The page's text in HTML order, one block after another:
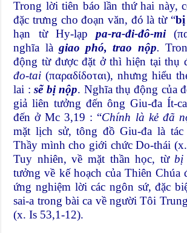
Trong lời tiên báo lần thứ hai này,
đặc trưng cho đoạn văn, đó là từ “bị
hạn từ Hy-lạppa-ra-đi-đô-mi
nghĩa là giao phó, trao nộp.
động từ được đặt ở thì hiện tại thụ
đo-tai(παραδίδοται), nhưng hiểu
lai :sẽ bị nộp. Nghĩa thụ động của
giả liên tưởng đến ông Giu-đa Ít-
đến ở Mc 3,19 : “Chính là kẻ đã
mặt lịch sử, tông đồ Giu-đa là tác
Thầy mình cho giới chức Do-thái
Tuy nhiên, về mặt thần học, từbị
tưởng về kế hoạch của Thiên Chúa
ứng nghiệm lời các ngôn sứ, đặc
sai-a trong bài ca về người Tôi
(x. Is 53,1-12).